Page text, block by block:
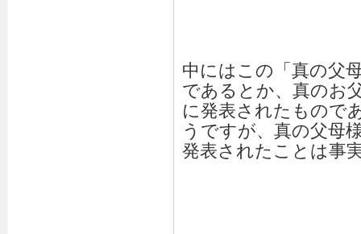
中にはこの「真の父
であるとか、真のお
に発表されたもので
うですが、真の父母
発表されたことは事